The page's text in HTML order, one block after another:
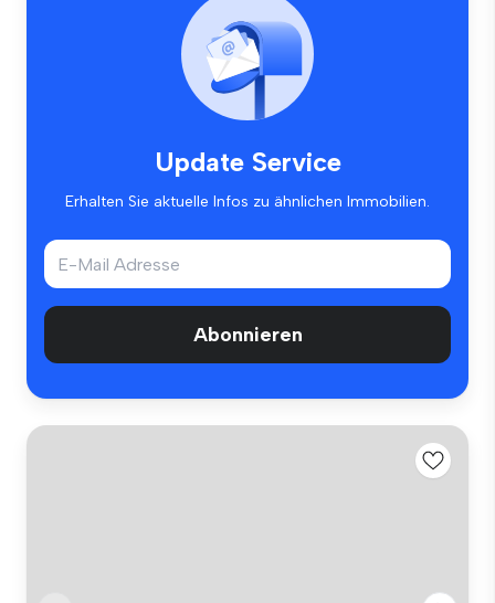
Update Service
Erhalten Sie aktuelle Infos zu ähnlichen Immobilien.
Abonnieren